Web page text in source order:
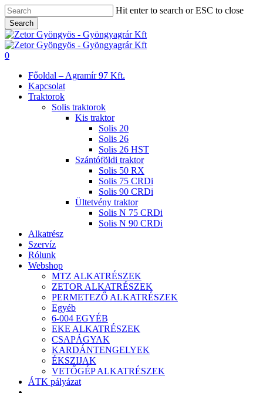
Skip
to
main
content
Hit enter to search or ESC to close
Search
Close
Search
search
0
Főoldal – Agramír 97 Kft.
Kapcsolat
Traktorok
Solis traktorok
Kis traktor
Solis 20
Solis 26
Solis 26 HST
Szántóföldi traktor
Solis 50 RX
Solis 75 CRDi
Solis 90 CRDi
Ültetvény traktor
Solis N 75 CRDi
Solis N 90 CRDi
Alkatrész
Szervíz
Rólunk
Webshop
MTZ ALKATRÉSZEK
ZETOR ALKATRÉSZEK
PERMETEZŐ ALKATRÉSZEK
Egyéb
6-004 EGYÉB
EKE ALKATRÉSZEK
CSAPÁGYAK
KARDÁNTENGELYEK
ÉKSZIJAK
VETŐGÉP ALKATRÉSZEK
ÁTK pályázat